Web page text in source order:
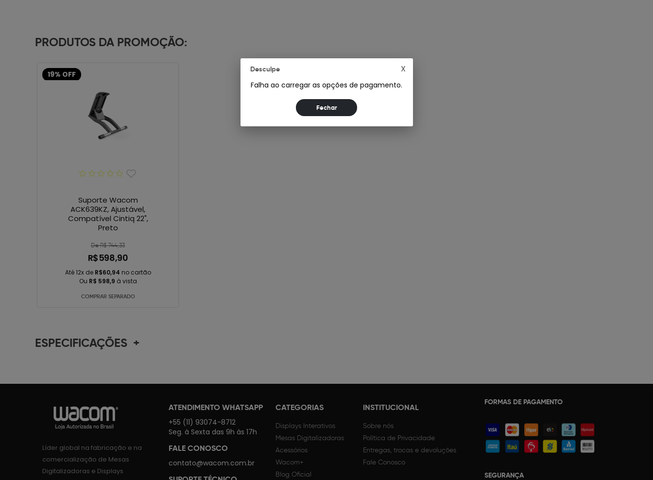
PRODUTOS DA PROMOÇÃO:
19% OFF
Suporte Wacom
ACK639KZ, Ajustável,
Compatível Cintiq 22",
Preto
De R$ 744,33
R$598,90
Até 12x de R$60,94 no cartão
Ou R$ 598,9 à vista
COMPRAR SEPARADO
ESPECIFICAÇÕES +
Líder global na fabricação e na
comercialização de Mesas
Digitalizadoras e Displays
ATENDIMENTO WHATSAPP
+55 (11) 93074-8712
Seg. à Sexta das 9h às 17h
FALE CONOSCO
contato@wacom.com.br
CATEGORIAS
Displays Interativos
Mesas Digitalizadoras
Acessórios
Wacom+
Blog Oficial
INSTITUCIONAL
Sobre nós
Política de Privacidade
Entregas, trocas e devoluções
Fale Conosco
FORMAS DE PAGAMENTO
SEGURANÇA
Desculpe
Falha ao carregar as opções de pagamento.
X